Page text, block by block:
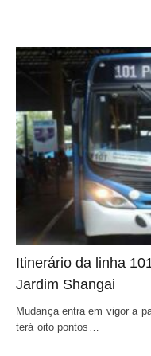
Itinerário da linha
Jardim Shangai
Mudança entra em vigor a
terá oito pontos…